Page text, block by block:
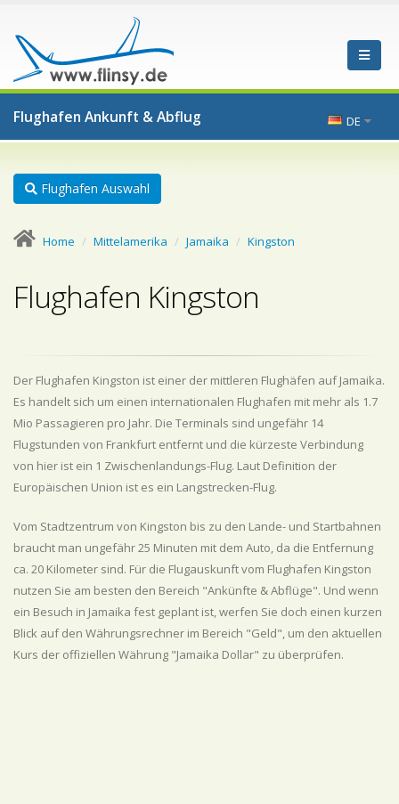
Flughafen Ankunft & Abflug DE
Flughafen Auswahl
Home Mittelamerika Jamaika Kingston
Flughafen Kingston
Der Flughafen Kingston ist einer der mittleren Flughäfen auf Jamaika.
Es handelt sich um einen internationalen Flughafen mit mehr als 1.7
Mio Passagieren pro Jahr. Die Terminals sind ungefähr 14
Flugstunden von Frankfurt entfernt und die kürzeste Verbindung
von hier ist ein 1 Zwischenlandungs-Flug. Laut Definition der
Europäischen Union ist es ein Langstrecken-Flug.
Vom Stadtzentrum von Kingston bis zu den Lande- und Startbahnen
braucht man ungefähr 25 Minuten mit dem Auto, da die Entfernung
ca. 20 Kilometer sind. Für die Flugauskunft vom Flughafen Kingston
nutzen Sie am besten den Bereich "Ankünfte & Abflüge". Und wenn
ein Besuch in Jamaika fest geplant ist, werfen Sie doch einen kurzen
Blick auf den Währungsrechner im Bereich "Geld", um den aktuellen
Kurs der offiziellen Währung "Jamaika Dollar" zu überprüfen.